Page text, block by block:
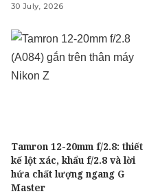
30 July, 2026
Tamron 12-20mm f/2.8: thiết
kế lột xác, khẩu f/2.8 và lời
hứa chất lượng ngang G
Master